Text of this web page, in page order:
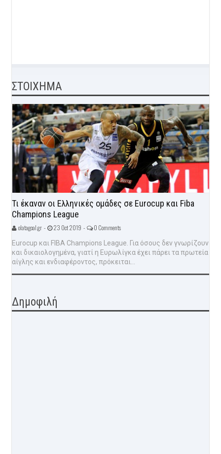
ΣΤΟΙΧΗΜΑ
Τι έκαναν οι Ελληνικές ομάδες σε Eurocup και Fiba
Champions League
olatagoal.gr - 23 Oct 2019 - 0 Comments
Eurocup και FIBA Champions League. Για όσους δεν γνωρίζουν
και δικαιολογημένα, γιατί η Ευρωλίγκα έχει πάρει τα πρωτεία
αίγλης και ενδιαφέροντος, πρόκειται...
Δημοφιλή